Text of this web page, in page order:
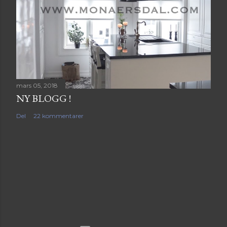
mars 05, 2018
NY BLOGG !
Del 22 kommentarer